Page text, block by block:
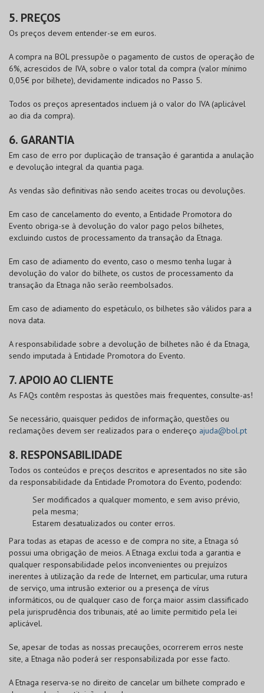
5. PREÇOS
Os preços devem entender-se em euros.
A compra na BOLpressupõe o pagamento de custos de operação de
6%, acrescidos de IVA, sobre o valor total da compra (valor mínimo
0,05€ por bilhete), devidamente indicados no Passo 5.
Todos os preços apresentados incluem já o valor do IVA (aplicável
ao dia da compra).
6. GARANTIA
Em caso de erro por duplicação de transação é garantida a anulação
e devolução integral da quantia paga.
As vendas são definitivas não sendo aceites trocas ou devoluções.
Em caso de cancelamento do evento, a Entidade Promotora do
Evento obriga-se à devolução do valor pago pelos bilhetes,
excluindo custos de processamento da transação da Etnaga.
Em caso de adiamento do evento, caso o mesmo tenha lugar à
devolução do valor do bilhete, os custos de processamento da
transação da Etnaga não serão reembolsados.
Em caso de adiamento do espetáculo, os bilhetes são válidos para a
nova data.
A responsabilidade sobre a devolução de bilhetes não é da Etnaga,
sendo imputada à Entidade Promotora do Evento.
7. APOIO AO CLIENTE
As FAQs contêm respostas às questões mais frequentes, consulte-as!
Se necessário, quaisquer pedidos de informação, questões ou
reclamações devem ser realizados para o endereço ajuda@bol.pt
8. RESPONSABILIDADE
Todos os conteúdos e preços descritos e apresentados no site são
da responsabilidade da Entidade Promotora do Evento, podendo:
Ser modificados a qualquer momento, e sem aviso prévio,
pela mesma;
Estarem desatualizados ou conter erros.
Para todas as etapas de acesso e de compra no site, a Etnaga só
possui uma obrigação de meios. A Etnaga exclui toda a garantia e
qualquer responsabilidade pelos inconvenientes ou prejuízos
inerentes à utilização da rede de Internet, em particular, uma rutura
de serviço, uma intrusão exterior ou a presença de vírus
informáticos, ou de qualquer caso de força maior assim classificado
pela jurisprudência dos tribunais, até ao limite permitido pela lei
aplicável.
Se, apesar de todas as nossas precauções, ocorrerem erros neste
site, a Etnaga não poderá ser responsabilizada por esse facto.
A Etnaga reserva-se no direito de cancelar um bilhete comprado e